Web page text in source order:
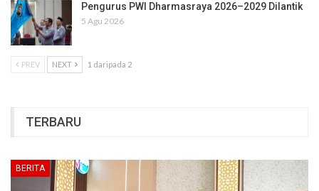
Pengurus PWI Dharmasraya 2026–2029 Dilantik
5 Agu 2026
PREV NEXT 1 daripada 2
TERBARU
BERITA